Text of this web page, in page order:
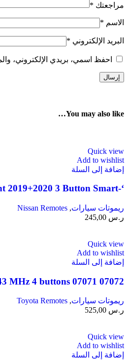
مراجعتك *
الاسم *
البريد الإلكتروني *
احفظ اسمي، بريدي الإلكتروني،
You may also like…
Quick view
Add to wishlist
إضافة إلى السلة
‘-285E3-9UF1B Nissan Patrol Fender Remote + Light 2019+2020 3 Button Smart
ريموتات سيارات,
Nissan Remotes
ر.س
Quick view
Add to wishlist
إضافة إلى السلة
07072 07071 Toyota Avalon 2010/2013 remote control frequency 443 MHz 4 buttons
ريموتات سيارات,
Toyota Remotes
ر.س
Quick view
Add to wishlist
إضافة إلى السلة